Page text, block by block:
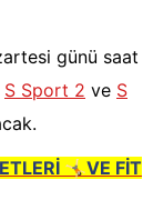
günü saat
S Sport 2 ve S
🤸🏻VE FİT